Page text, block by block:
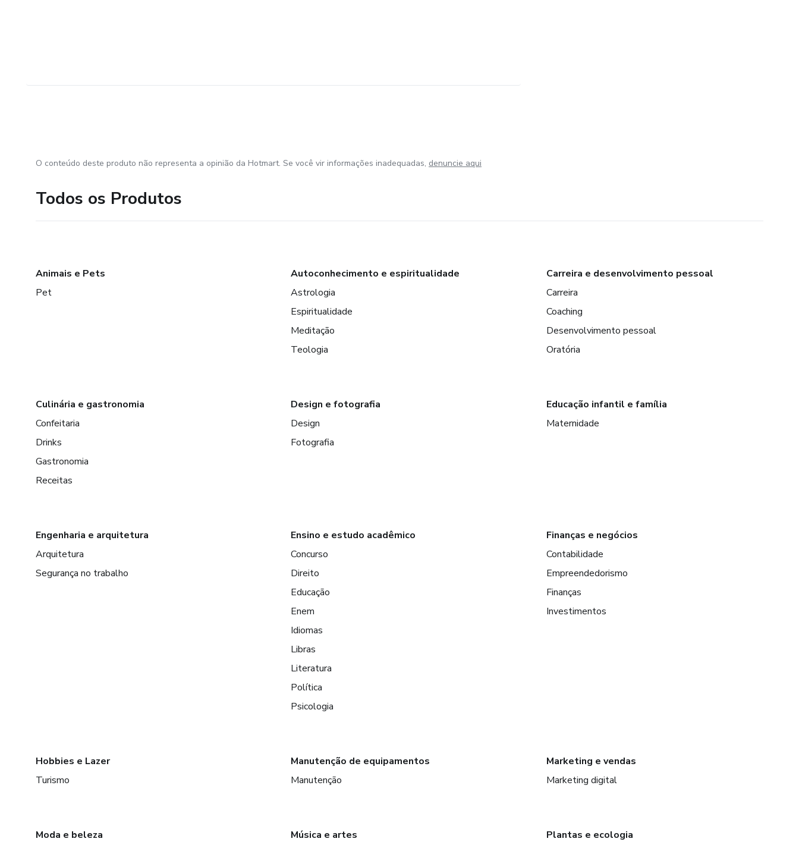
O conteúdo deste produto não representa a opinião da Hotmart. Se você vir informações inadequadas, denuncie aqui
Todos os Produtos
Animais e Pets
Pet
Autoconhecimento e espiritualidade
Astrologia
Espiritualidade
Meditação
Teologia
Carreira e desenvolvimento pessoal
Carreira
Coaching
Desenvolvimento pessoal
Oratória
Culinária e gastronomia
Confeitaria
Drinks
Gastronomia
Receitas
Design e fotografia
Design
Fotografia
Educação infantil e família
Maternidade
Engenharia e arquitetura
Arquitetura
Segurança no trabalho
Ensino e estudo acadêmico
Concurso
Direito
Educação
Enem
Idiomas
Libras
Literatura
Política
Psicologia
Finanças e negócios
Contabilidade
Empreendedorismo
Finanças
Investimentos
Hobbies e Lazer
Turismo
Manutenção de equipamentos
Manutenção
Marketing e vendas
Marketing digital
Moda e beleza Música e artes Plantas e ecologia